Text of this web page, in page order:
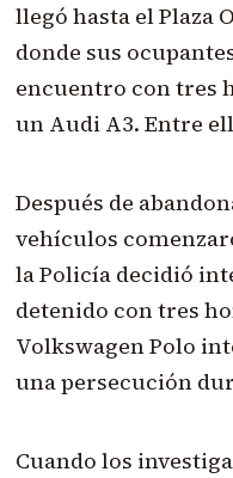
llegó hasta el Plaza
donde sus
encuentro con tres
un Audi A3. Entre
Después de
vehículos
la Policía decidió
detenido con tres
Volkswagen Polo
una persecución
Cuando los